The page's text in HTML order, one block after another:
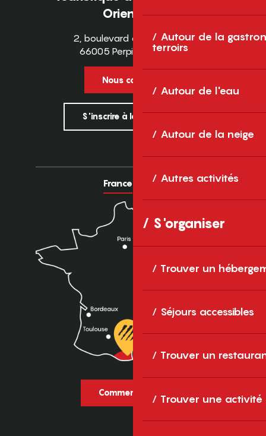
Autour de la
terroirs
Autour de l'eau
Autour de la neige
Autres activités
S'organiser
Trouver un
Séjours accessibles
Trouver un
Trouver une activité
Orientales
2, boulevard des Pyrénées
66005 Perpignan Cedex
Nous contacter
S'inscrire à la newsletter
France Europe
Comment venir ?